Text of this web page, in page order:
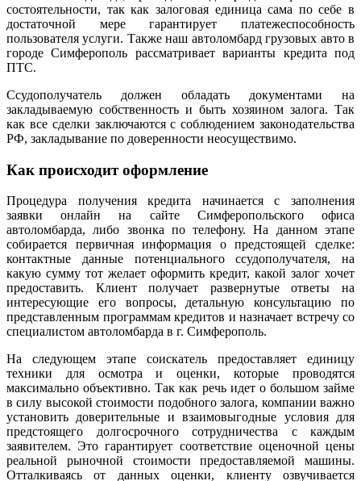
состоятельности, так как залоговая единица сама по себе в
достаточной мере гарантирует платежеспособность
пользователя услуги. Также наш автоломбард грузовых авто в
городе Симферополь рассматривает варианты кредита под
ПТС.
Ссудополучатель должен обладать документами на
закладываемую собственность и быть хозяином залога. Так
как все сделки заключаются с соблюдением законодательства
РФ, закладывание по доверенности неосуществимо.
Как происходит оформление
Процедура получения кредита начинается с заполнения
заявки онлайн на сайте Симферопольского офиса
автоломбарда, либо звонка по телефону. На данном этапе
собирается первичная информация о предстоящей сделке:
контактные данные потенциального ссудополучателя, на
какую сумму тот желает оформить кредит, какой залог хочет
предоставить. Клиент получает развернутые ответы на
интересующие его вопросы, детальную консультацию по
представленным программам кредитов и назначает встречу со
специалистом автоломбарда в г. Симферополь.
На следующем этапе соискатель предоставляет единицу
техники для осмотра и оценки, которые проводятся
максимально объективно. Так как речь идет о большом займе
в силу высокой стоимости подобного залога, компании важно
установить доверительные и взаимовыгодные условия для
предстоящего долгосрочного сотрудничества с каждым
заявителем. Это гарантирует соответствие оценочной цены
реальной рыночной стоимости предоставляемой машины.
Отталкиваясь от данных оценки, клиенту озвучивается